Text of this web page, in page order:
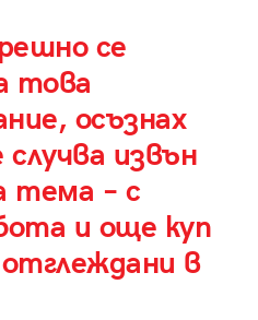
се
това
осъзнах
случва извън
тема – с
и още куп
в